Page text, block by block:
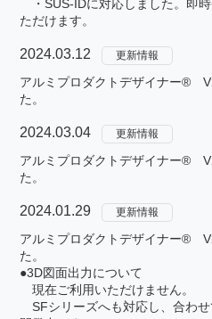
・SUS-IDに対応しました。即
ただけます。
2024.03.12 更新情報
アルミプロダクトデザイナー®
た。
2024.03.04 更新情報
アルミプロダクトデザイナー®
た。
2024.01.29 更新情報
アルミプロダクトデザイナー®
た。
●3D図面出力について
現在ご利用いただけません。
SFシリーズへも対応し、合わ